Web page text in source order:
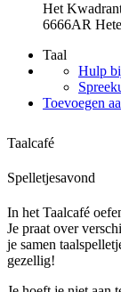
Het
6666AR
Taal
Hulp
Toevoegen
Taalcafé
Spelletjesavond
In het Taalcafé
Je praat over
je samen
gezellig!